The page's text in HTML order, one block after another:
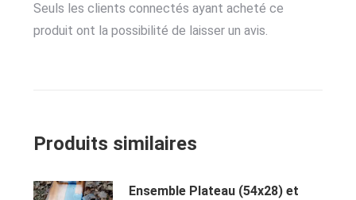
Seuls les clients connectés ayant acheté ce
produit ont la possibilité de laisser un avis.
Produits similaires
Ensemble Plateau (54x28) et